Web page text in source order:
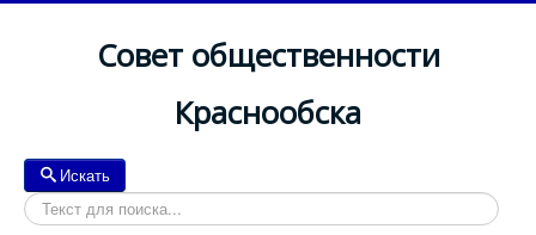
Совет общественности
Краснообска
Искать